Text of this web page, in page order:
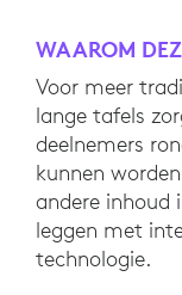
WAAROM
Voor meer
lange tafels
deelnemers
kunnen
andere inhoud
leggen met
technologie.